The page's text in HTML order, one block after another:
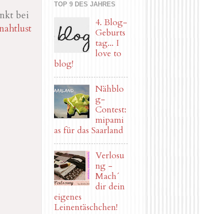
bei
TOP 9 DES JAHRES
4. Blog-
Geburts
tag... I
love to
blog!
Nähblo
g-
Contest:
mipami
as für das Saarland
Verlosu
ng -
Mach´
dir dein
eigenes
Leinentäschchen!